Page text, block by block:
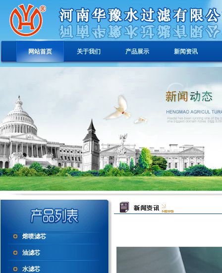
网站首页 关于我们 产品展示 新闻资讯
熔喷滤芯
油滤芯
水滤芯